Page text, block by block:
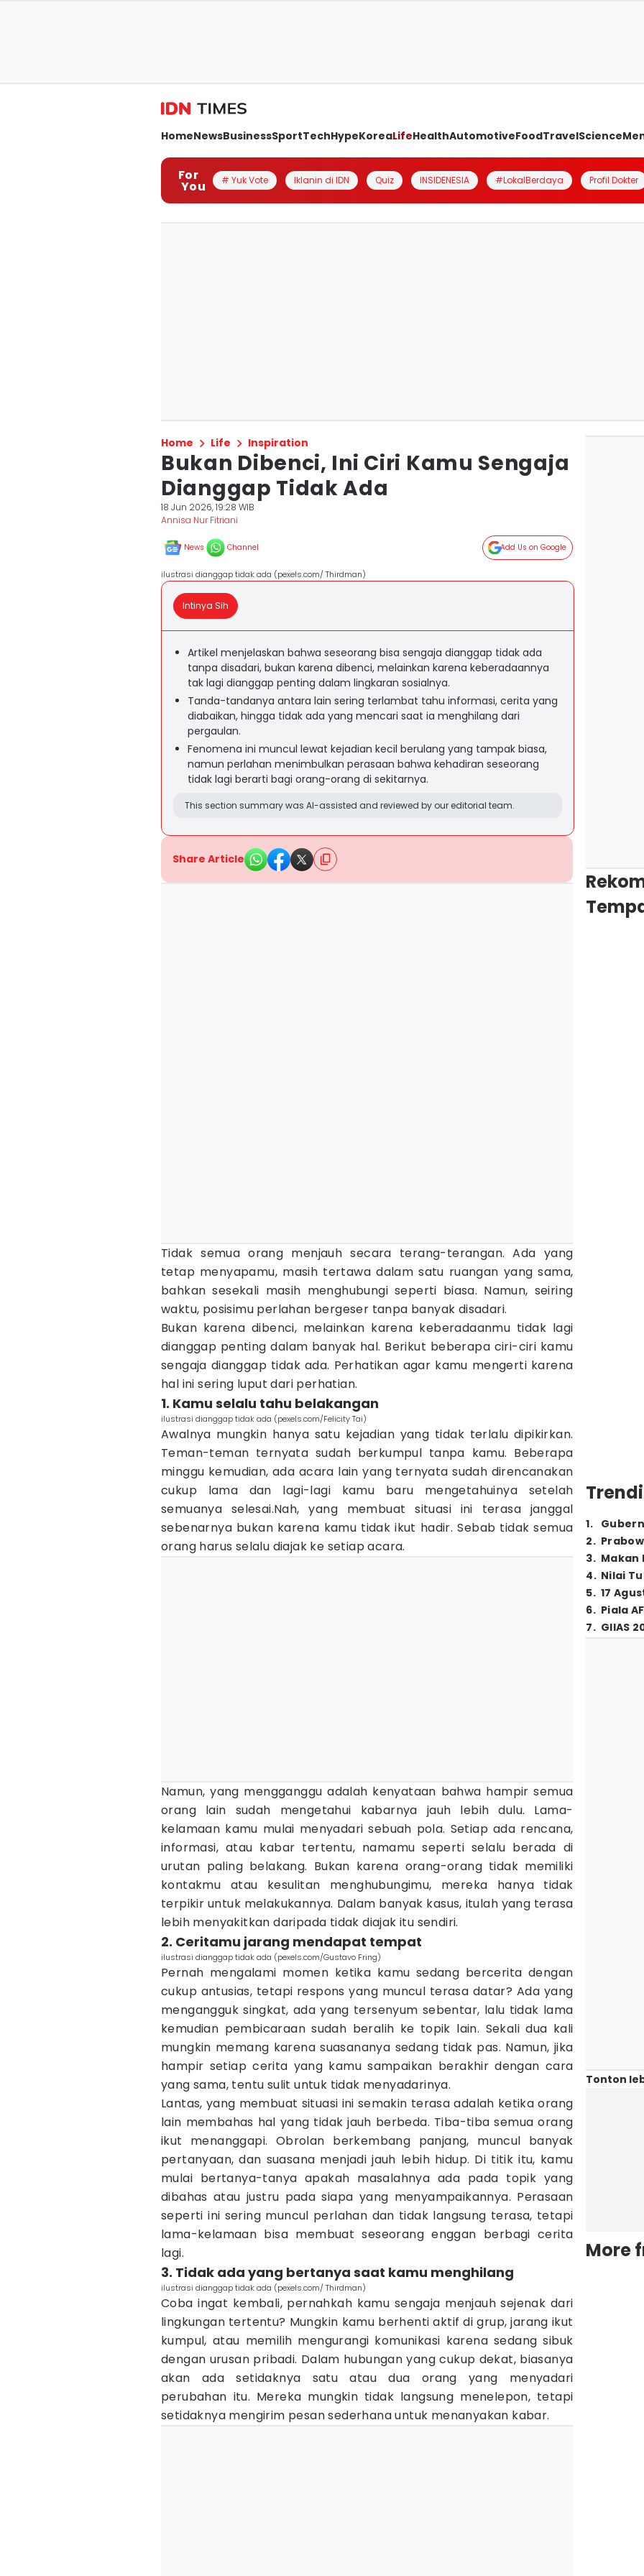
HomeNewsBusinessSportTechHypeKoreaLifeHealthAutomotiveFoodTravelScience
For
You # Yuk Vote Iklanin di IDN Quiz INSIDENESIA #LokalBerdaya Profil Dokter
Home Life Inspiration
Bukan Dibenci, Ini Ciri Kamu Sengaja
Dianggap Tidak Ada
18 Jun 2026, 19:28 WIB
Annisa Nur Fitriani
News Channel Add Us on Google
ilustrasi dianggap tidak ada (pexels.com/ Thirdman)
Intinya Sih
Artikel menjelaskan bahwa seseorang bisa sengaja dianggap tidak ada
tanpa disadari, bukan karena dibenci, melainkan karena keberadaannya
tak lagi dianggap penting dalam lingkaran sosialnya.
Tanda-tandanya antara lain sering terlambat tahu informasi, cerita yang
diabaikan, hingga tidak ada yang mencari saat ia menghilang dari
pergaulan.
Fenomena ini muncul lewat kejadian kecil berulang yang tampak biasa,
namun perlahan menimbulkan perasaan bahwa kehadiran seseorang
tidak lagi berarti bagi orang-orang di sekitarnya.
This section summary was AI-assisted and reviewed by our editorial team.
Share Article
Tidak semua orang menjauh secara terang-terangan. Ada yang
tetap menyapamu, masih tertawa dalam satu ruangan yang sama,
bahkan sesekali masih menghubungi seperti biasa. Namun, seiring
waktu, posisimu perlahan bergeser tanpa banyak disadari.
Bukan karena dibenci, melainkan karena keberadaanmu tidak lagi
dianggap penting dalam banyak hal. Berikut beberapa ciri-ciri kamu
sengaja dianggap tidak ada. Perhatikan agar kamu mengerti karena
hal ini sering luput dari perhatian.
1. Kamu selalu tahu belakangan
ilustrasi dianggap tidak ada (pexels.com/Felicity Tai)
Awalnya mungkin hanya satu kejadian yang tidak terlalu dipikirkan.
Teman-teman ternyata sudah berkumpul tanpa kamu. Beberapa
minggu kemudian, ada acara lain yang ternyata sudah direncanakan
cukup lama dan lagi-lagi kamu baru mengetahuinya setelah
semuanya selesai.Nah, yang membuat situasi ini terasa janggal
sebenarnya bukan karena kamu tidak ikut hadir. Sebab tidak semua
orang harus selalu diajak ke setiap acara.
Namun, yang mengganggu adalah kenyataan bahwa hampir semua
orang lain sudah mengetahui kabarnya jauh lebih dulu. Lama-
kelamaan kamu mulai menyadari sebuah pola. Setiap ada rencana,
informasi, atau kabar tertentu, namamu seperti selalu berada di
urutan paling belakang. Bukan karena orang-orang tidak memiliki
kontakmu atau kesulitan menghubungimu, mereka hanya tidak
terpikir untuk melakukannya. Dalam banyak kasus, itulah yang terasa
lebih menyakitkan daripada tidak diajak itu sendiri.
2. Ceritamu jarang mendapat tempat
ilustrasi dianggap tidak ada (pexels.com/Gustavo Fring)
Pernah mengalami momen ketika kamu sedang bercerita dengan
cukup antusias, tetapi respons yang muncul terasa datar? Ada yang
mengangguk singkat, ada yang tersenyum sebentar, lalu tidak lama
kemudian pembicaraan sudah beralih ke topik lain. Sekali dua kali
mungkin memang karena suasananya sedang tidak pas. Namun, jika
hampir setiap cerita yang kamu sampaikan berakhir dengan cara
yang sama, tentu sulit untuk tidak menyadarinya.
Lantas, yang membuat situasi ini semakin terasa adalah ketika orang
lain membahas hal yang tidak jauh berbeda. Tiba-tiba semua orang
ikut menanggapi. Obrolan berkembang panjang, muncul banyak
pertanyaan, dan suasana menjadi jauh lebih hidup. Di titik itu, kamu
mulai bertanya-tanya apakah masalahnya ada pada topik yang
dibahas atau justru pada siapa yang menyampaikannya. Perasaan
seperti ini sering muncul perlahan dan tidak langsung terasa, tetapi
lama-kelamaan bisa membuat seseorang enggan berbagi cerita
lagi.
3. Tidak ada yang bertanya saat kamu menghilang
ilustrasi dianggap tidak ada (pexels.com/ Thirdman)
Coba ingat kembali, pernahkah kamu sengaja menjauh sejenak dari
lingkungan tertentu? Mungkin kamu berhenti aktif di grup, jarang ikut
kumpul, atau memilih mengurangi komunikasi karena sedang sibuk
dengan urusan pribadi. Dalam hubungan yang cukup dekat, biasanya
akan ada setidaknya satu atau dua orang yang menyadari
perubahan itu. Mereka mungkin tidak langsung menelepon, tetapi
setidaknya mengirim pesan sederhana untuk menanyakan kabar.
1.
2.
3. Makan
4. Nilai
5. 17
6. Piala
7. GIIAS
Tonton
More